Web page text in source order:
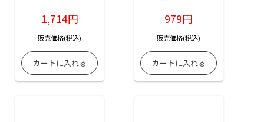
1,714円
販売価格(税込)
979円
販売価格(税込)